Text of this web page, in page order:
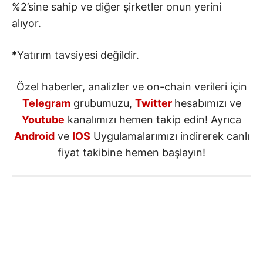
%2’sine sahip ve diğer şirketler onun yerini
alıyor.
*Yatırım tavsiyesi değildir.
Özel haberler, analizler ve on-chain verileri için
Telegramgrubumuzu, Twitter hesabımızı ve
Youtube kanalımızı hemen takip edin! Ayrıca
Androidve IOS Uygulamalarımızı indirerek canlı
fiyat takibine hemen başlayın!